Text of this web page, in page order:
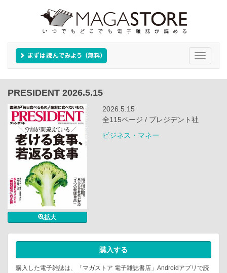
Toggle
PRESIDENT 2026.5.15
拡大
2026.5.15
全115ページ / プレジデント社
ビジネス・マネー
購入する
購入した電子雑誌は、「マガストア 電子雑誌書店」Androidアプリで読